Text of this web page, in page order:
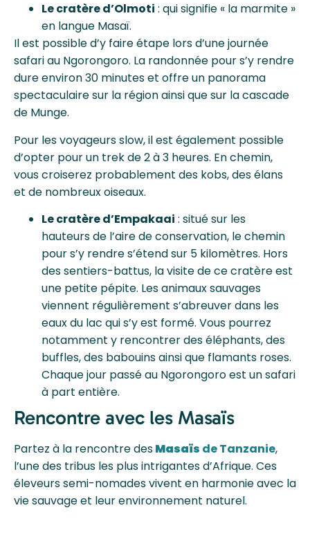
Le cratère d’Olmoti : qui signifie « la marmite »
en langue Masaï.
Il est possible d’y faire étape lors d’une journée
safari au Ngorongoro. La randonnée pour s’y rendre
dure environ 30 minutes et offre un panorama
spectaculaire sur la région ainsi que sur la cascade
de Munge.
Pour les voyageurs slow, il est également possible
d’opter pour un trek de 2 à 3 heures. En chemin,
vous croiserez probablement des kobs, des élans
et de nombreux oiseaux.
Le cratère d’Empakaai : situé sur les
hauteurs de l’aire de conservation, le chemin
pour s’y rendre s’étend sur 5 kilomètres. Hors
des sentiers-battus, la visite de ce cratère est
une petite pépite. Les animaux sauvages
viennent régulièrement s’abreuver dans les
eaux du lac qui s’y est formé. Vous pourrez
notamment y rencontrer des éléphants, des
buffles, des babouins ainsi que flamants roses.
Chaque jour passé au Ngorongoro est un safari
à part entière.
Rencontre avec les Masaïs
Partez à la rencontre desMasaïs de Tanzanie,
l’une des tribus les plus intrigantes d’Afrique. Ces
éleveurs semi-nomades vivent en harmonie avec la
vie sauvage et leur environnement naturel.